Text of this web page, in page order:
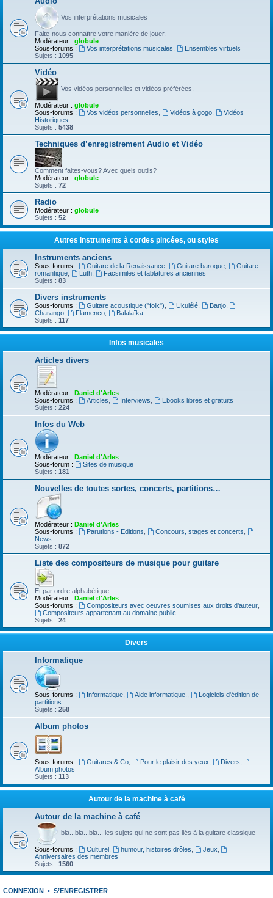
Vos interprétations musicales
Faite-nous connaître votre manière de jouer.
Modérateur : globule
Sous-forums :
Vos interprétations musicales
Ensembles virtuels
Sujets : 1095
Vidéo
Vos vidéos personnelles et vidéos préférées.
Modérateur : globule
Sous-forums :
Vos vidéos personnelles Vidéos à gogo,
Vidéos
Historiques
Sujets : 5438
Techniques d’enregistrement Audio et Vidéo
Comment faites-vous? Avec quels outils?
Modérateur : globule
Sujets : 72
Radio
Modérateur : globule
Sujets : 52
Autres instruments à cordes pincées, ou styles
Instruments anciens
Sous-forums : Guitare de la Renaissance, Guitare baroque,
Guitare
romantique
Luth,
Facsimiles et tablatures anciennes
Sujets : 83
Divers instruments
Sous-forums : Guitare acoustique ("folk") Ukulélé, Banjo,
Charango
Flamenco,
Balalaïka
Sujets : 117
Infos musicales
Articles divers
Modérateur : Daniel d'Arles
Sous-forums :
Articles Interviews
Ebooks libres et gratuits
Sujets : 224
Infos du Web
Modérateur : Daniel d'Arles
Sous-forum :
Sites de musique
Sujets : 181
Nouvelles de toutes sortes, concerts, partitions…
Modérateur : Daniel d'Arles
Sous-forums :
Parutions - Editions Concours, stages et concerts
News
Sujets : 872
Liste des compositeurs de musique pour guitare
Et par ordre alphabétique
Modérateur : Daniel d'Arles
Sous-forums :
Compositeurs avec oeuvres soumises aux droits d'auteur,
Compositeurs appartenant au domaine public
Sujets : 24
Divers
Informatique
Sous-forums : Informatique, Aide informatique.
Logiciels d'édition de
partitions
Sujets : 258
Album photos
Sous-forums : Guitares & Co, Pour le plaisir des yeux Divers
Album photos
Sujets : 113
Autour de la machine à café
Autour de la machine à café
bla...bla...bla... les sujets qui ne sont pas liés à la guitare classique
Sous-forums : Culturel, humour, histoires drôles Jeux
Anniversaires des membres
Sujets : 1560
CONNEXION • S’ENREGISTRER